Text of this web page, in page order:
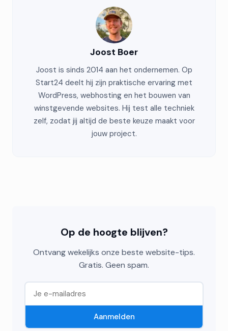
Joost Boer
Joost is sinds 2014 aan het ondernemen. Op
Start24 deelt hij zijn praktische ervaring met
WordPress, webhosting en het bouwen van
winstgevende websites. Hij test alle techniek
zelf, zodat jij altijd de beste keuze maakt voor
jouw project.
Op de hoogte blijven?
Ontvang wekelijks onze beste website-tips.
Gratis. Geen spam.
Aanmelden